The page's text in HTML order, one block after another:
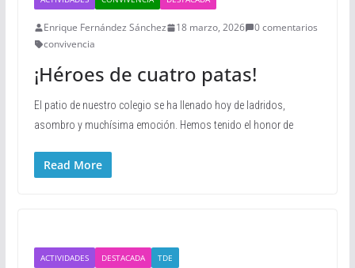
Enrique Fernández Sánchez 18 marzo, 2026
0 comentarios
convivencia
¡Héroes de cuatro patas!
El patio de nuestro colegio se ha llenado hoy de ladridos,
asombro y muchísima emoción. Hemos tenido el honor de
Read More
ACTIVIDADES DESTACADA TDE